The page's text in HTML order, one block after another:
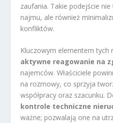
zaufania. Takie podejście
najmu, ale również
konfliktów.
Kluczowym elementem tych
aktywne reagowanie na
najemców. Właściciele
na rozmowy, co sprzyja
współpracy oraz szacunku.
kontrole techniczne
ważne; pozwalają one na